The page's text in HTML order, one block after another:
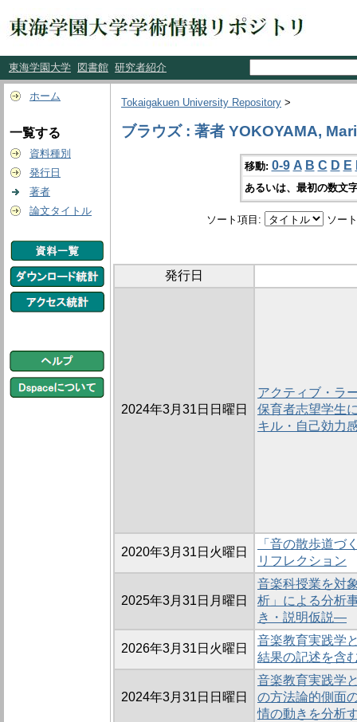
東海学園大学 図書館 研究者紹介
ホーム
一覧する
資料種別
発行日
著者
論文タイトル
Tokaigakuen University Repository >
ブラウズ : 著者 YOKOYAMA, Mari
移動: 0-9 A B C D E
あるいは、最初の数文
ソート項目: ソー
発行日
2024年3月31日日曜日
アクティブ・ラ
保育者志望学生
キル・自己効力
2020年3月31日火曜日
「音の散歩道づ
リフレクション
2025年3月31日月曜日
音楽科授業を対
析」による分析
き・説明仮説―
2026年3月31日火曜日
音楽教育実践学
結果の記述を含
2024年3月31日日曜日
音楽教育実践学
の方法論的側面
情の動きを分析